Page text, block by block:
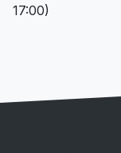
17:00)